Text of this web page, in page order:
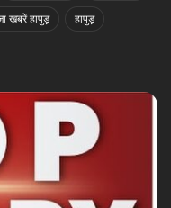
खबरें हापुड़ हापुड़